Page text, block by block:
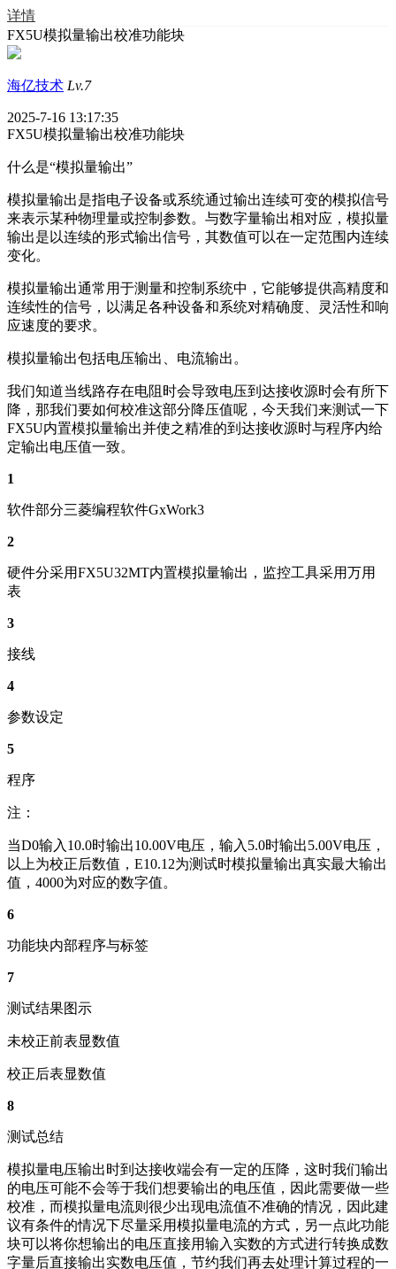
详情
FX5U模拟量输出校准功能块
海亿技术 Lv.7
2025-7-16 13:17:35
FX5U模拟量输出校准功能块
什么是“模拟量输出”
模拟量输出是指电子设备或系统通过输出连续可变的模拟信号
来表示某种物理量或控制参数。与数字量输出相对应，模拟量
输出是以连续的形式输出信号，其数值可以在一定范围内连续
变化。
模拟量输出通常用于测量和控制系统中，它能够提供高精度和
连续性的信号，以满足各种设备和系统对精确度、灵活性和响
应速度的要求。
模拟量输出包括电压输出、电流输出。
我们知道当线路存在电阻时会导致电压到达接收源时会有所下
降，那我们要如何校准这部分降压值呢，今天我们来测试一下
FX5U内置模拟量输出并使之精准的到达接收源时与程序内给
定输出电压值一致。
1
软件部分三菱编程软件GxWork3
2
硬件分采用FX5U32MT内置模拟量输出，监控工具采用万用
表
3
接线
4
参数设定
5
程序
注：
当D0输入10.0时输出10.00V电压，输入5.0时输出5.00V电压，
以上为校正后数值，E10.12为测试时模拟量输出真实最大输出
值，4000为对应的数字值。
6
功能块内部程序与标签
7
测试结果图示
未校正前表显数值
校正后表显数值
8
测试总结
模拟量电压输出时到达接收端会有一定的压降，这时我们输出
的电压可能不会等于我们想要输出的电压值，因此需要做一些
校准，而模拟量电流则很少出现电流值不准确的情况，因此建
议有条件的情况下尽量采用模拟量电流的方式，另一点此功能
块可以将你想输出的电压直接用输入实数的方式进行转换成数
字量后直接输出实数电压值，节约我们再去处理计算过程的一